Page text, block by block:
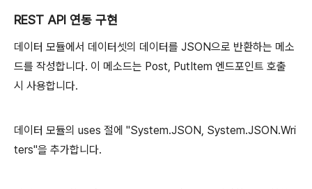
REST API 연동 구현
데이터 모듈에서 데이터셋의 데이터를 JSON으로 반환하는 메소
드를 작성합니다. 이 메소드는 Post, PutItem 엔드포인트 호출
시 사용합니다.
데이터 모듈의 uses 절에 "System.JSON, System.JSON.Wri
ters"을 추가합니다.